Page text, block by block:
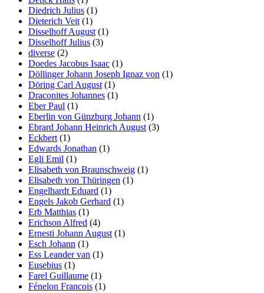
Diedrich Julius (1)
Dieterich Veit (1)
Disselhoff August (1)
Disselhoff Julius (3)
diverse (2)
Doedes Jacobus Isaac (1)
Döllinger Johann Joseph Ignaz von (1)
Döring Carl August (1)
Draconites Johannes (1)
Eber Paul (1)
Eberlin von Günzburg Johann (1)
Ebrard Johann Heinrich August (3)
Eckbert (1)
Edwards Jonathan (1)
Egli Emil (1)
Elisabeth von Braunschweig (1)
Elisabeth von Thüringen (1)
Engelhardt Eduard (1)
Engels Jakob Gerhard (1)
Erb Matthias (1)
Erichson Alfred (4)
Ernesti Johann August (1)
Esch Johann (1)
Ess Leander van (1)
Eusebius (1)
Farel Guillaume (1)
Fénelon Francois (1)